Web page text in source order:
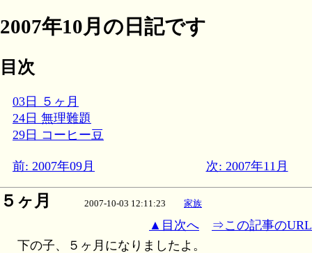
2007年10月の日記です
目次
03日 ５ヶ月
24日 無理難題
29日 コーヒー豆
前: 2007年09月 次: 2007年11月
５ヶ月 2007-10-03 12:11:23 家族
▲目次へ
⇒この記事のURL
下の子、５ヶ月になりましたよ。